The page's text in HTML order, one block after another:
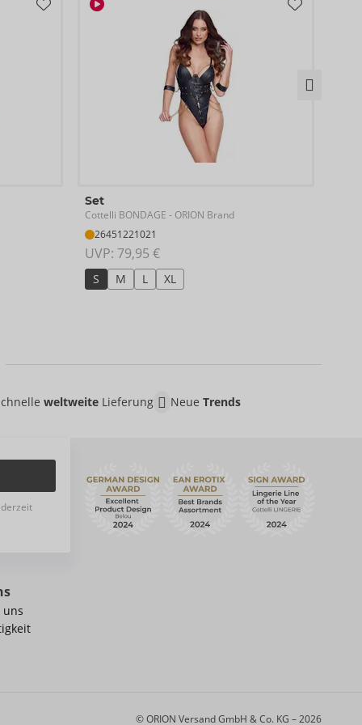
Set
Cottelli BONDAGE - ORION Brand
26451221021
UVP: 79,95 €
S M L XL
weltweiteLieferung Neue Trends
© ORION Versand GmbH & Co. KG – 2026